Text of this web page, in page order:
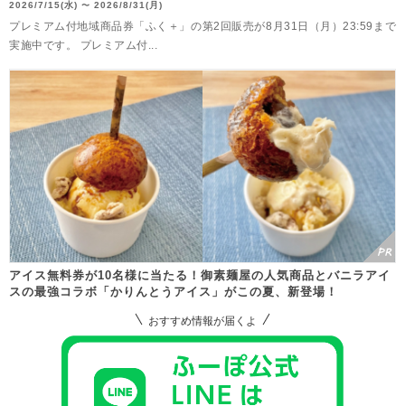
2026/7/15(水) 〜 2026/8/31(月)
プレミアム付地域商品券「ふく＋」の第2回販売が8月31日（月）23:59まで
実施中です。 プレミアム付...
アイス無料券が10名様に当たる！御素麺屋の人気商品とバニラアイ
スの最強コラボ「かりんとうアイス」がこの夏、新登場！
おすすめ情報が届くよ